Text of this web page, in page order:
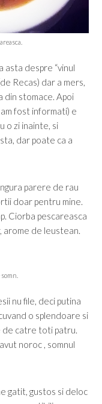
despre “vinul
Recas) dar a mers,
din stomace. Apoi
fost informati) e
o zi inainte, si
dar poate ca a
parere de rau
doar pentru mine.
Ciorba pescareasca
arome de leustean.
nu file, deci putina
o splendoare si
de catre toti patru.
noroc , somnul
gatit, gustos si deloc